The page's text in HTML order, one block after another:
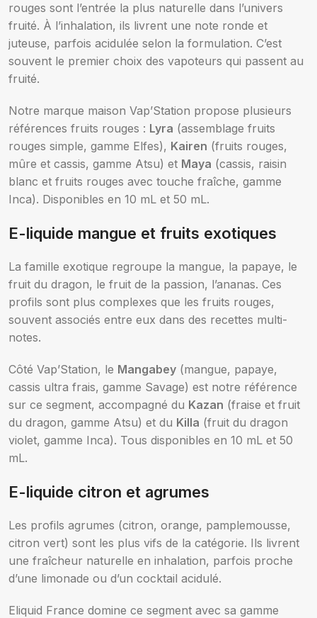
rouges sont l’entrée la plus naturelle dans l’univers
fruité. À l’inhalation, ils livrent une note ronde et
juteuse, parfois acidulée selon la formulation. C’est
souvent le premier choix des vapoteurs qui passent au
fruité.
Notre marque maison Vap’Station propose plusieurs
références fruits rouges : Lyra (assemblage fruits
rouges simple, gamme Elfes), Kairen (fruits rouges,
mûre et cassis, gamme Atsu) et Maya (cassis, raisin
blanc et fruits rouges avec touche fraîche, gamme
Inca). Disponibles en 10 mL et 50 mL.
E-liquide mangue et fruits exotiques
La famille exotique regroupe la mangue, la papaye, le
fruit du dragon, le fruit de la passion, l’ananas. Ces
profils sont plus complexes que les fruits rouges,
souvent associés entre eux dans des recettes multi-
notes.
Côté Vap’Station, le Mangabey (mangue, papaye,
cassis ultra frais, gamme Savage) est notre référence
sur ce segment, accompagné du Kazan (fraise et fruit
du dragon, gamme Atsu) et du Killa (fruit du dragon
violet, gamme Inca). Tous disponibles en 10 mL et 50
mL.
E-liquide citron et agrumes
Les profils agrumes (citron, orange, pamplemousse,
citron vert) sont les plus vifs de la catégorie. Ils livrent
une fraîcheur naturelle en inhalation, parfois proche
d’une limonade ou d’un cocktail acidulé.
Eliquid France domine ce segment avec sa gamme